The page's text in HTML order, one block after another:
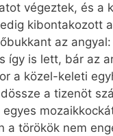
végeztek, és
kibontakozott
az
is lett, bár az
a közel-keleti
a tizenöt
törökök nem